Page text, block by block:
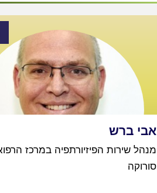
אבי ברש
מנהל שירות הפיזיורתפיה במרכז
סורוקה